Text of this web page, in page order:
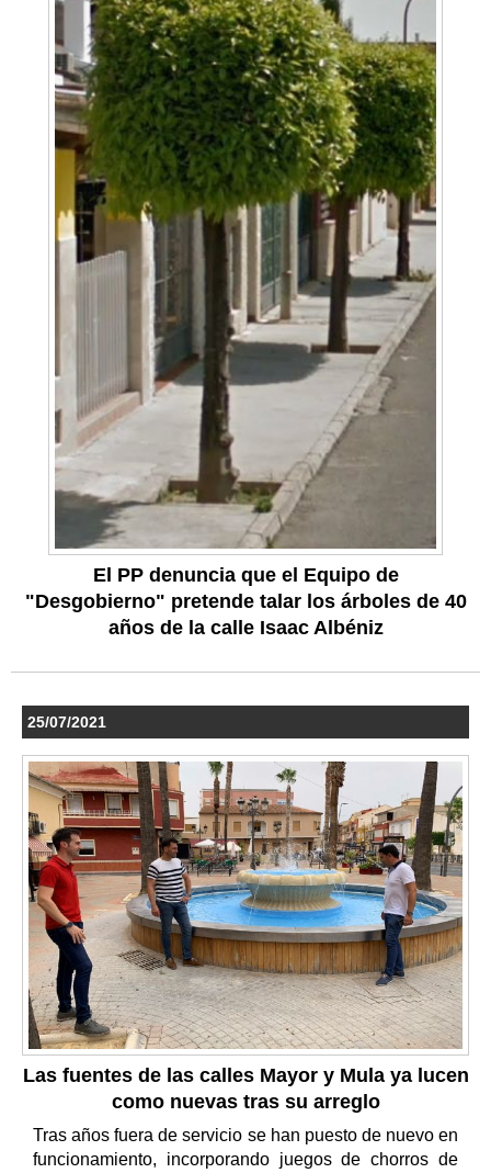
El PP denuncia que el Equipo de
"Desgobierno" pretende talar los árboles de 40
años de la calle Isaac Albéniz
25/07/2021
Las fuentes de las calles Mayor y Mula ya lucen
como nuevas tras su arreglo
Tras años fuera de servicio se han puesto de nuevo en
funcionamiento, incorporando juegos de chorros de